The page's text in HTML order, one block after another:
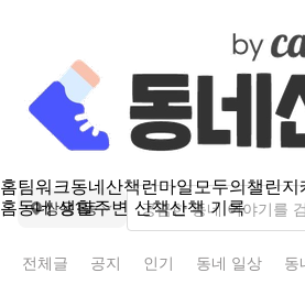
홈팀워크동네산책런마일모두의챌린지
홈동네 생활주변 산책산책 기록
쌍용1동
전체글 공지 인기 동네 일상 동